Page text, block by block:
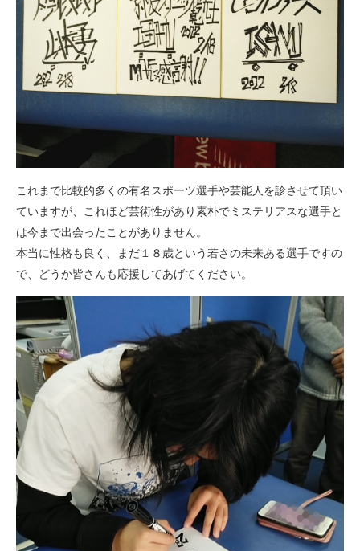
これまで比較的多くの有名スポーツ選手や芸能人を診させて頂い
ていますが、これほど芸術性があり素朴でミステリアスな選手と
は今まで出会ったことがありません。
本当に性格も良く、まだ１８歳という若さの未来ある選手ですの
で、どうか皆さんも応援してあげてください。